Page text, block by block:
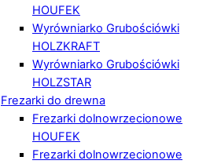
HOUFEK
Wyrówniarko Grubościówki
HOLZKRAFT
Wyrówniarko Grubościówki
HOLZSTAR
Frezarki do drewna
Frezarki dolnowrzecionowe
HOUFEK
Frezarki dolnowrzecionowe